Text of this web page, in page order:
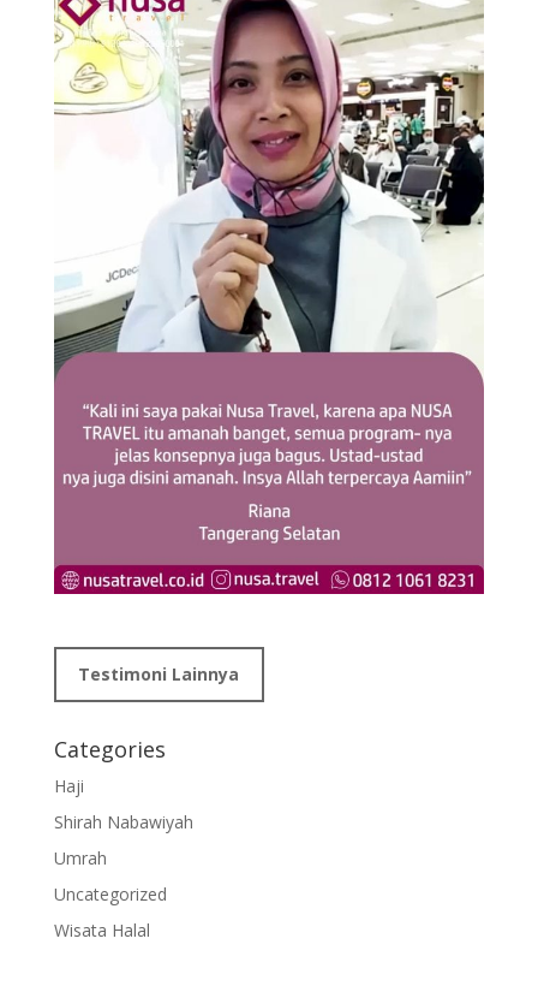
Testimoni Lainnya
Categories
Haji
Shirah Nabawiyah
Umrah
Uncategorized
Wisata Halal